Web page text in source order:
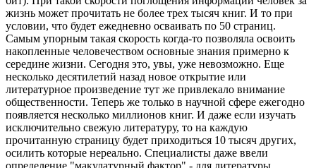
жизнь может прочитать не более трех тысяч книг. И то при
условии, что будет ежедневно осваивать по 50 страниц.
Самым упорным такая скорость когда-то позволяла освоить
накопленные человечеством основные знания примерно к
середине жизни. Сегодня это, увы, уже невозможно. Еще
несколько десятилетий назад новое открытие или
литературное произведение тут же привлекало внимание
общественности. Теперь же только в научной сфере ежегодно
появляется несколько миллионов книг. И даже если изучать
исключительно свежую литературу, то на каждую
прочитанную страницу будет приходиться 10 тысяч других,
осилить которые нереально. Специалисты даже ввели
определение "макулатурный фактор" - для литературы,